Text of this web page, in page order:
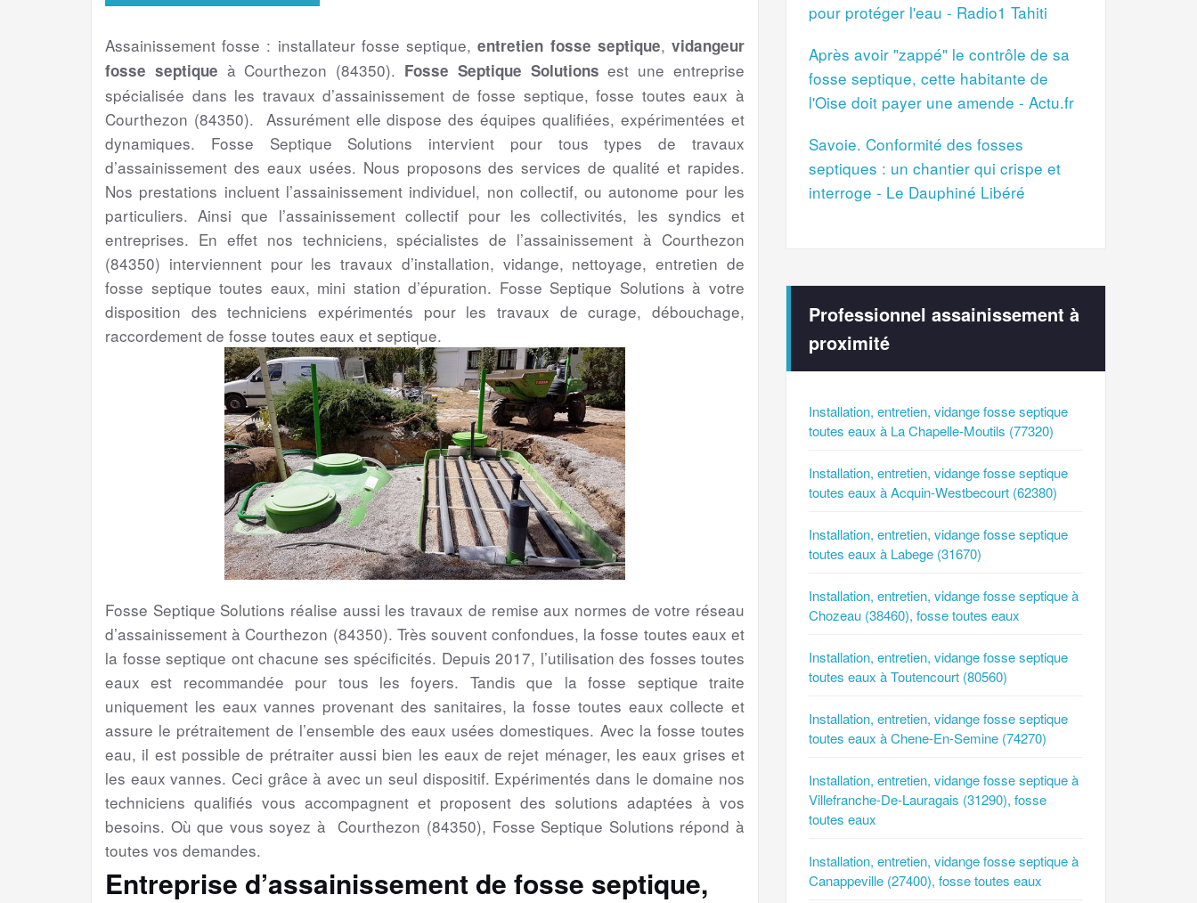
Assainissement fosse : installateur fosse septique,entretien fosse septique,vidangeur
fosse septique à Courthezon (84350). Fosse Septique Solutions est une entreprise
spécialisée dans les travaux d’assainissement de fosse septique, fosse toutes eaux à
Courthezon (84350). Assurément elle dispose des équipes qualifiées, expérimentées et
dynamiques. Fosse Septique Solutions intervient pour tous types de travaux
d’assainissement des eaux usées. Nous proposons des services de qualité et rapides.
Nos prestations incluent l’assainissement individuel, non collectif, ou autonome pour les
particuliers. Ainsi que l’assainissement collectif pour les collectivités, les syndics et
entreprises. En effet nos techniciens, spécialistes de l’assainissement à Courthezon
(84350) interviennent pour les travaux d’installation, vidange, nettoyage, entretien de
fosse septique toutes eaux, mini station d’épuration. Fosse Septique Solutions à votre
disposition des techniciens expérimentés pour les travaux de curage, débouchage,
raccordement de fosse toutes eaux et septique.
Fosse Septique Solutions réalise aussi les travaux de remise aux normes de votre réseau
d’assainissement à Courthezon (84350). Très souvent confondues, la fosse toutes eaux et
la fosse septique ont chacune ses spécificités. Depuis 2017, l’utilisation des fosses toutes
eaux est recommandée pour tous les foyers. Tandis que la fosse septique traite
uniquement les eaux vannes provenant des sanitaires, la fosse toutes eaux collecte et
assure le prétraitement de l’ensemble des eaux usées domestiques. Avec la fosse toutes
eau, il est possible de prétraiter aussi bien les eaux de rejet ménager, les eaux grises et
les eaux vannes. Ceci grâce à avec un seul dispositif. Expérimentés dans le domaine nos
techniciens qualifiés vous accompagnent et proposent des solutions adaptées à vos
besoins. Où que vous soyez à Courthezon (84350), Fosse Septique Solutions répond à
toutes vos demandes.
Entreprise d’assainissement de fosse septique,
pour protéger l'eau - Radio1 Tahiti
Après avoir "zappé" le contrôle de sa
fosse septique, cette habitante de
l'Oise doit payer une amende - Actu.fr
Savoie. Conformité des fosses
septiques : un chantier qui crispe et
interroge - Le Dauphiné Libéré
Professionnel assainissement à
proximité
Installation, entretien, vidange fosse septique
toutes eaux à La Chapelle-Moutils (77320)
Installation, entretien, vidange fosse septique
toutes eaux à Acquin-Westbecourt (62380)
Installation, entretien, vidange fosse septique
toutes eaux à Labege (31670)
Installation, entretien, vidange fosse septique à
Chozeau (38460), fosse toutes eaux
Installation, entretien, vidange fosse septique
toutes eaux à Toutencourt (80560)
Installation, entretien, vidange fosse septique
toutes eaux à Chene-En-Semine (74270)
Installation, entretien, vidange fosse septique à
Villefranche-De-Lauragais (31290), fosse
toutes eaux
Installation, entretien, vidange fosse septique à
Canappeville (27400), fosse toutes eaux